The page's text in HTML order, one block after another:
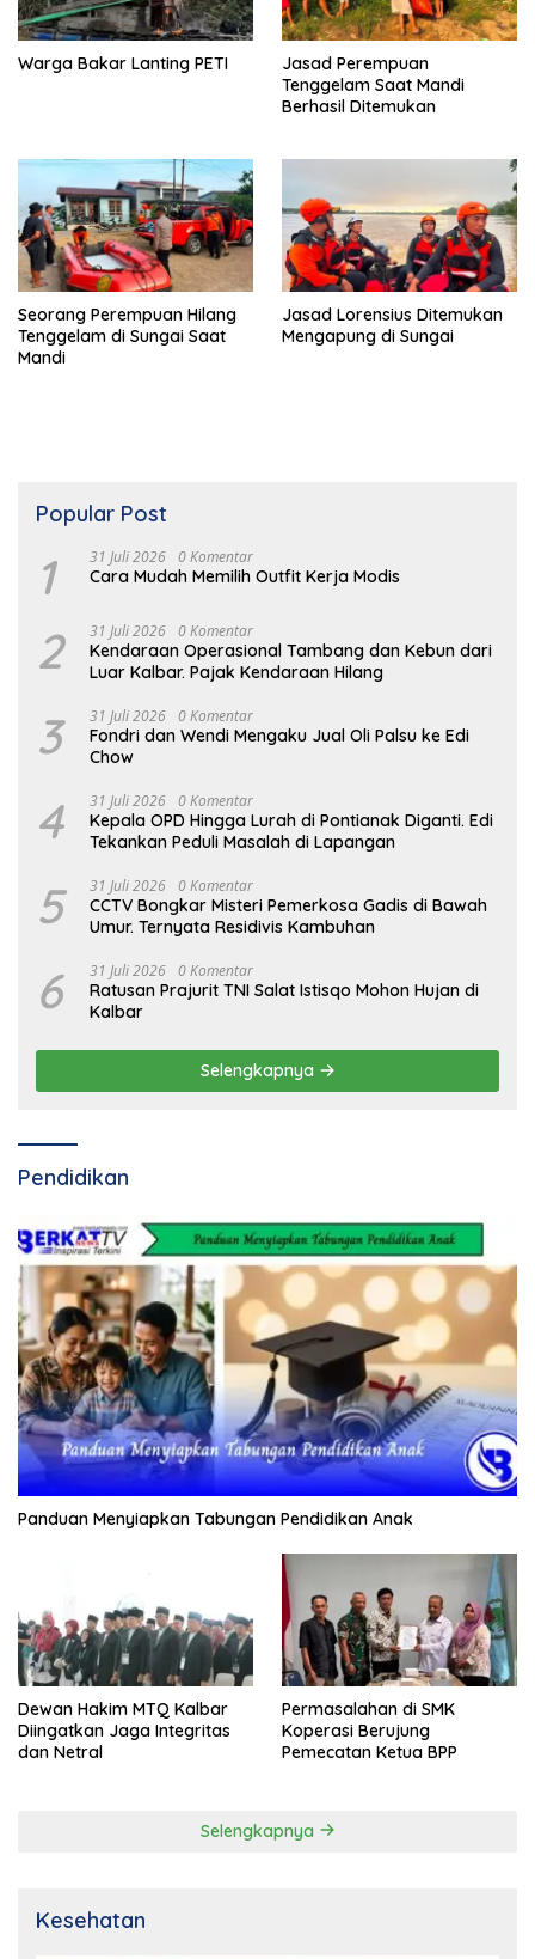
Warga Bakar Lanting PETI
Jasad Perempuan
Tenggelam Saat Mandi
Berhasil Ditemukan
Seorang Perempuan Hilang
Tenggelam di Sungai Saat
Mandi
Jasad Lorensius Ditemukan
Mengapung di Sungai
Popular Post
1 31 Juli 2026 0 Komentar
Cara Mudah Memilih Outfit Kerja Modis
2 31 Juli 2026 0 Komentar
Kendaraan Operasional Tambang dan Kebun dari
Luar Kalbar. Pajak Kendaraan Hilang
3 31 Juli 2026 0 Komentar
Fondri dan Wendi Mengaku Jual Oli Palsu ke Edi
Chow
4 31 Juli 2026 0 Komentar
Kepala OPD Hingga Lurah di Pontianak Diganti. Edi
Tekankan Peduli Masalah di Lapangan
5 31 Juli 2026 0 Komentar
CCTV Bongkar Misteri Pemerkosa Gadis di Bawah
Umur. Ternyata Residivis Kambuhan
6 31 Juli 2026 0 Komentar
Ratusan Prajurit TNI Salat Istisqo Mohon Hujan di
Kalbar
Selengkapnya
Pendidikan
Panduan Menyiapkan Tabungan Pendidikan Anak
Dewan Hakim MTQ Kalbar
Diingatkan Jaga Integritas
dan Netral
Permasalahan di SMK
Koperasi Berujung
Pemecatan Ketua BPP
Selengkapnya
Kesehatan